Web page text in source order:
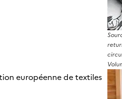
européenne de textiles